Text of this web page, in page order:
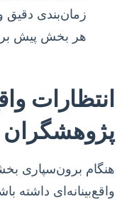
زمان‌بندی
هر بخش پیش
انتظارات
پژوهشگران
هنگام برون‌سپاری
واقع‌بینانه‌ای داشته